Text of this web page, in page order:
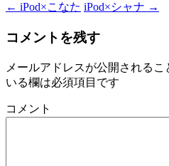
← iPod×こなた iPod×シャナ →
コメントを残す
メールアドレスが公開されるこ
いる欄は必須項目です
コメント